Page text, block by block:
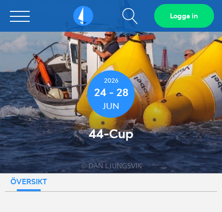
Sailarena Visa
sökfält
Logga in
2026
24 - 28
JUN
44-Cup
ÖVERSIKT